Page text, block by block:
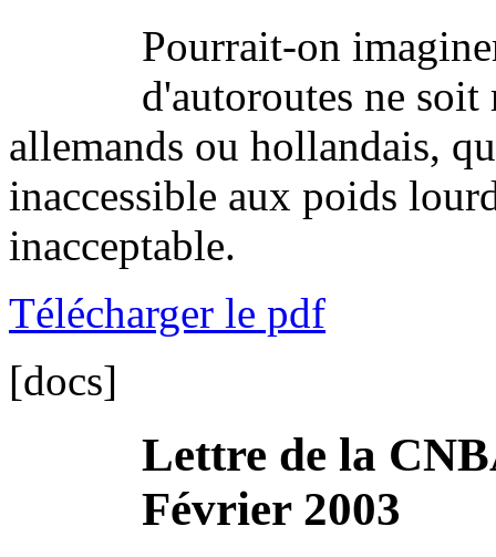
Pourrait-on
d'autoroutes ne soit
allemands ou hollandais,
inaccessible aux poids
inacceptable.
Télécharger le pdf
[docs]
Lettre de la
Février 2003